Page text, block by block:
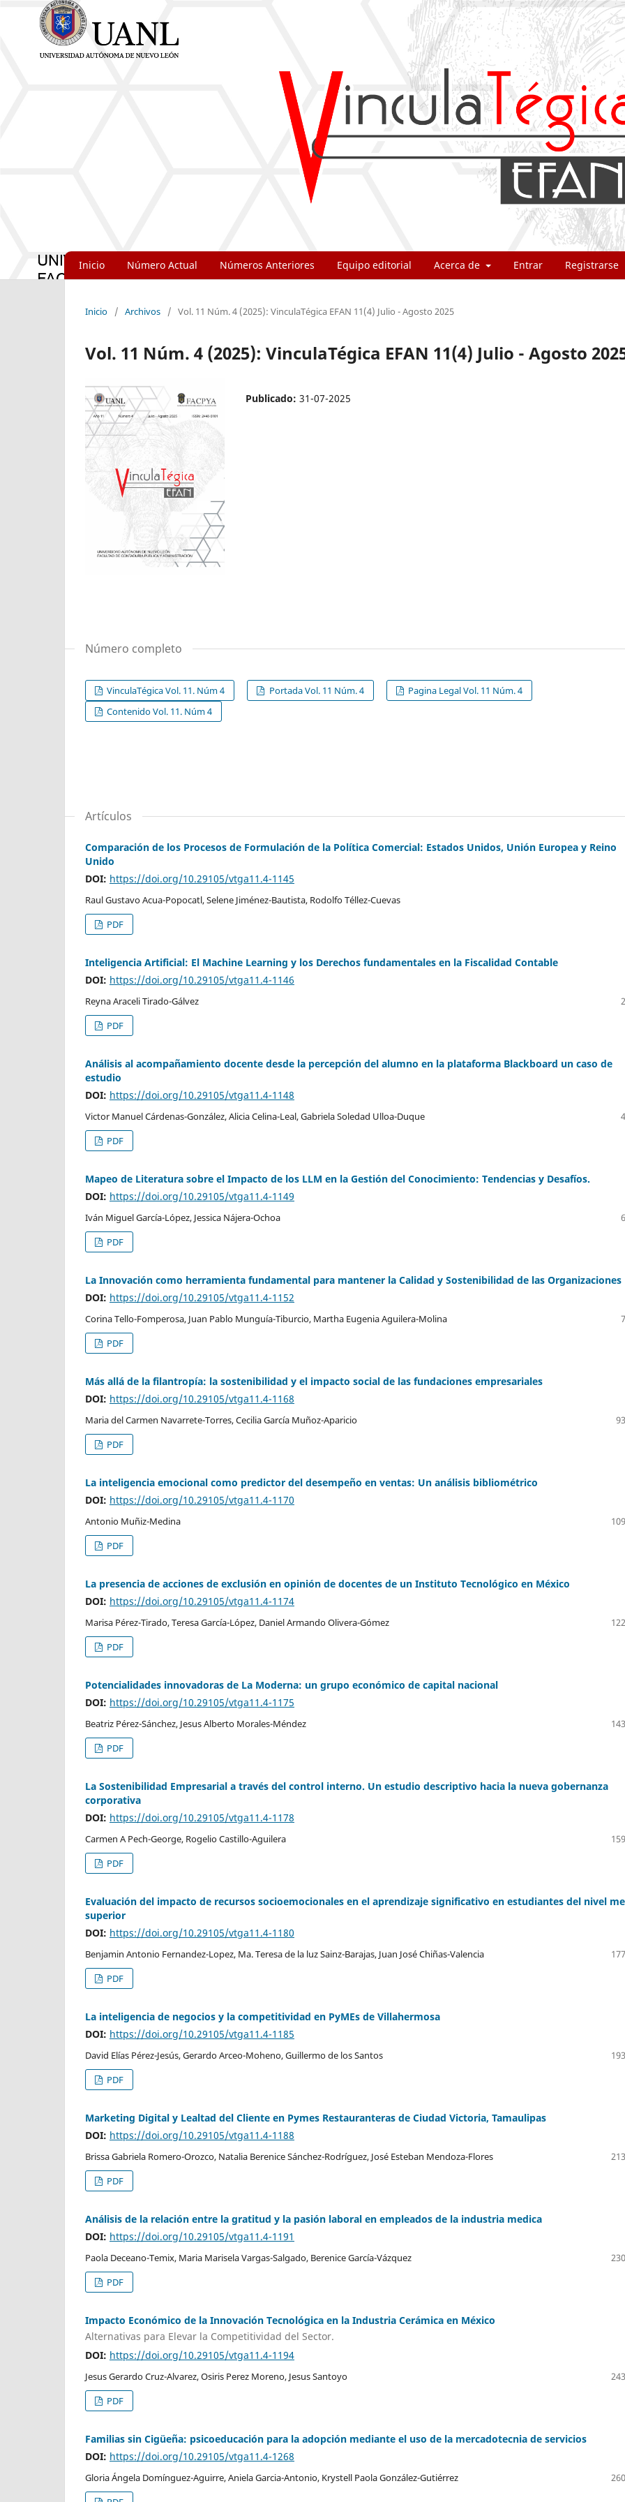
Inicio Número Actual Números Anteriores Equipo editorial Acerca de Entrar Registrarse
Inicio / Archivos / Vol. 11 Núm. 4 (2025): VinculaTégica EFAN 11(4) Julio - Agosto 2025
Vol. 11 Núm. 4 (2025): VinculaTégica EFAN 11(4) Julio - Agosto
Publicado: 31-07-2025
Número completo
VinculaTégica Vol. 11. Núm 4 Portada Vol. 11 Núm. 4
Pagina Legal Vol. 11 Núm. 4
Contenido Vol. 11. Núm 4
Artículos
Comparación de los Procesos de Formulación de la Política Comercial: Estados Unidos, Unión Europea y Reino
Unido
DOI: https://doi.org/10.29105/vtga11.4-1145
Raul Gustavo Acua-Popocatl, Selene Jiménez-Bautista, Rodolfo Téllez-Cuevas
PDF
Inteligencia Artificial: El Machine Learning y los Derechos fundamentales en la Fiscalidad Contable
DOI: https://doi.org/10.29105/vtga11.4-1146
Reyna Araceli Tirado-Gálvez
PDF
Análisis al acompañamiento docente desde la percepción del alumno en la plataforma Blackboard un caso de
estudio
DOI: https://doi.org/10.29105/vtga11.4-1148
Victor Manuel Cárdenas-González, Alicia Celina-Leal, Gabriela Soledad Ulloa-Duque
PDF
Mapeo de Literatura sobre el Impacto de los LLM en la Gestión del Conocimiento: Tendencias y Desafíos.
DOI: https://doi.org/10.29105/vtga11.4-1149
Iván Miguel García-López, Jessica Nájera-Ochoa
PDF
La Innovación como herramienta fundamental para mantener la Calidad y Sostenibilidad de las Organizaciones
DOI: https://doi.org/10.29105/vtga11.4-1152
Corina Tello-Fomperosa, Juan Pablo Munguía-Tiburcio, Martha Eugenia Aguilera-Molina
PDF
Más allá de la filantropía: la sostenibilidad y el impacto social de las fundaciones empresariales
DOI: https://doi.org/10.29105/vtga11.4-1168
Maria del Carmen Navarrete-Torres, Cecilia García Muñoz-Aparicio
PDF
La inteligencia emocional como predictor del desempeño en ventas: Un análisis bibliométrico
DOI: https://doi.org/10.29105/vtga11.4-1170
Antonio Muñiz-Medina
PDF
La presencia de acciones de exclusión en opinión de docentes de un Instituto Tecnológico en México
DOI: https://doi.org/10.29105/vtga11.4-1174
Marisa Pérez-Tirado, Teresa García-López, Daniel Armando Olivera-Gómez
PDF
Potencialidades innovadoras de La Moderna: un grupo económico de capital nacional
DOI: https://doi.org/10.29105/vtga11.4-1175
Beatriz Pérez-Sánchez, Jesus Alberto Morales-Méndez
PDF
La Sostenibilidad Empresarial a través del control interno. Un estudio descriptivo hacia la nueva gobernanza
corporativa
DOI: https://doi.org/10.29105/vtga11.4-1178
Carmen A Pech-George, Rogelio Castillo-Aguilera
PDF
Evaluación del impacto de recursos socioemocionales en el aprendizaje significativo en estudiantes del nivel
superior
DOI: https://doi.org/10.29105/vtga11.4-1180
Benjamin Antonio Fernandez-Lopez, Ma. Teresa de la luz Sainz-Barajas, Juan José Chiñas-Valencia
PDF
La inteligencia de negocios y la competitividad en PyMEs de Villahermosa
DOI: https://doi.org/10.29105/vtga11.4-1185
David Elías Pérez-Jesús, Gerardo Arceo-Moheno, Guillermo de los Santos
PDF
Marketing Digital y Lealtad del Cliente en Pymes Restauranteras de Ciudad Victoria, Tamaulipas
DOI: https://doi.org/10.29105/vtga11.4-1188
Brissa Gabriela Romero-Orozco, Natalia Berenice Sánchez-Rodríguez, José Esteban Mendoza-Flores
PDF
Análisis de la relación entre la gratitud y la pasión laboral en empleados de la industria medica
DOI: https://doi.org/10.29105/vtga11.4-1191
Paola Deceano-Temix, Maria Marisela Vargas-Salgado, Berenice García-Vázquez
PDF
Impacto Económico de la Innovación Tecnológica en la Industria Cerámica en México
Alternativas para Elevar la Competitividad del Sector.
DOI: https://doi.org/10.29105/vtga11.4-1194
Jesus Gerardo Cruz-Alvarez, Osiris Perez Moreno, Jesus Santoyo
PDF
Familias sin Cigüeña: psicoeducación para la adopción mediante el uso de la mercadotecnia de servicios
DOI: https://doi.org/10.29105/vtga11.4-1268
Gloria Ángela Domínguez-Aguirre, Aniela Garcia-Antonio, Krystell Paola González-Gutiérrez